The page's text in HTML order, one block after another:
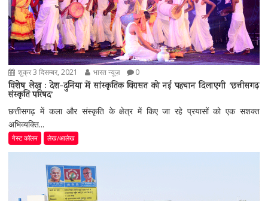
शुक्र 3 दिसम्बर, 2021 भारत न्यूज़ 0
विशेष लेख : देश-दुनिया में सांस्कृतिक विरासत को नई पहचान दिलाएगी ’छत्तीसगढ़
संस्कृति परिषद’
छत्तीसगढ़ में कला और संस्कृति के क्षेत्र में किए जा रहे प्रयासों को एक सशक्त
अभिव्यक्ति...
गेस्ट कॉलम लेख/आलेख